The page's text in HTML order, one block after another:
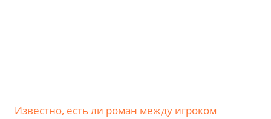
Известно, есть ли роман между игроком